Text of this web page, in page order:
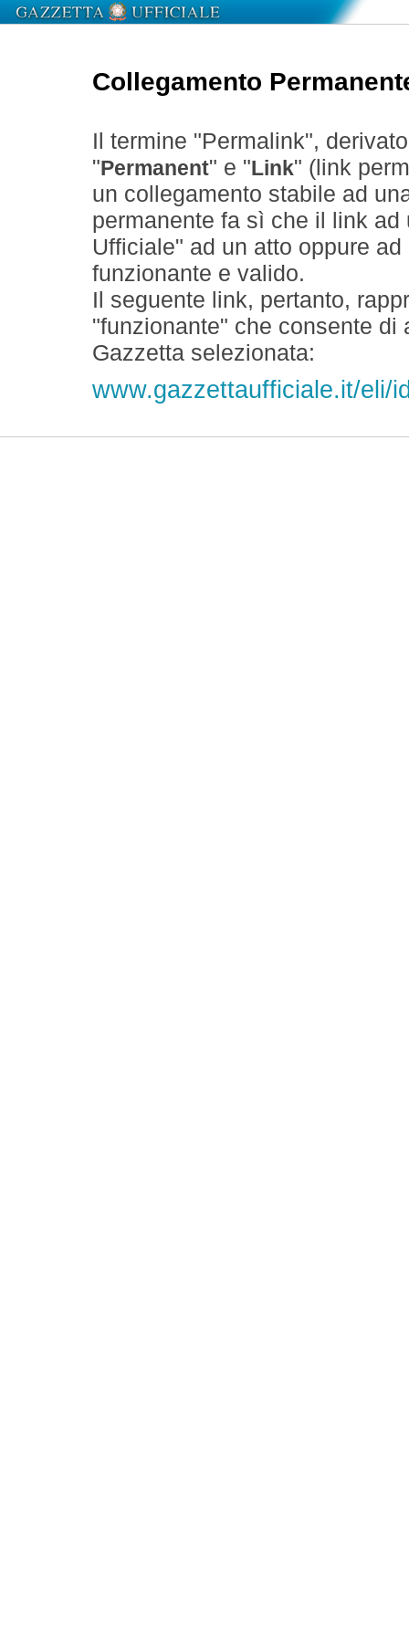
Collegamento
Il termine "Permalink",
" Permanent" e " Link" (link
un collegamento stabile ad
permanente fa sì che il link
Ufficiale" ad un atto oppure
funzionante e valido.
Il seguente link, pertanto,
"funzionante" che consente
Gazzetta selezionata:
www.gazzettaufficiale.it/eli/